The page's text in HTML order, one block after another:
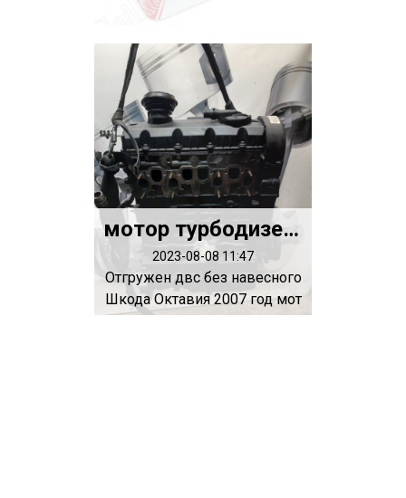
мотор турбодизель 1.9 BJB
2023-08-08 11:47
Отгружен двс без навесного
Шкода Октавия 2007 год мот
ор турб...